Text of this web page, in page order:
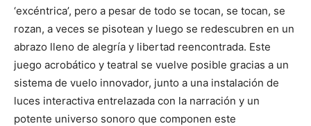
‘excéntrica’, pero a pesar de todo se tocan, se tocan, se
rozan, a veces se pisotean y luego se redescubren en un
abrazo lleno de alegría y libertad reencontrada. Este
juego acrobático y teatral se vuelve posible gracias a un
sistema de vuelo innovador, junto a una instalación de
luces interactiva entrelazada con la narración y un
potente universo sonoro que componen este